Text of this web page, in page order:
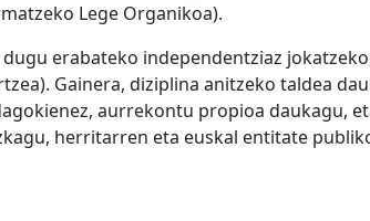
Lege Organikoa).
erabateko independentziaz
Gainera, diziplina anitzeko taldea
aurrekontu propioa daukagu,
herritarren eta euskal entitate